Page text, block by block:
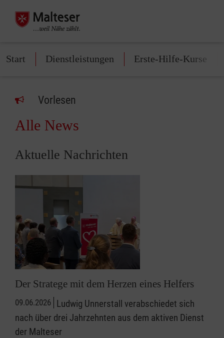
Start Dienstleistungen Erste-Hilfe-Kurse
Vorlesen
Alle News
Aktuelle Nachrichten
Der Stratege mit dem Herzen eines Helfers
09.06.2026 Ludwig Unnerstall verabschiedet sich
nach über drei Jahrzehnten aus dem aktiven Dienst
der Malteser